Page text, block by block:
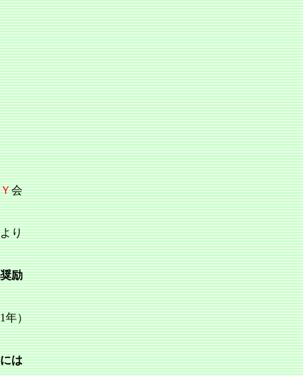
Ｙ会
り
励
年）
は